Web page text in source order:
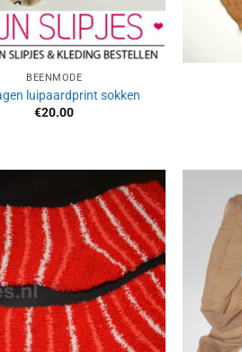
BEENMODE
luipaardprint sokken
€20.00
Aan
verlanglijst
toevoegen